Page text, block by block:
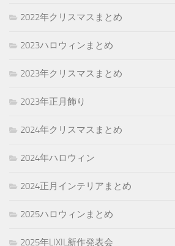
2022年クリスマスまとめ
2023ハロウィンまとめ
2023年クリスマスまとめ
2023年正月飾り
2024年クリスマスまとめ
2024年ハロウィン
2024正月インテリアまとめ
2025ハロウィンまとめ
2025年LIXIL新作発表会